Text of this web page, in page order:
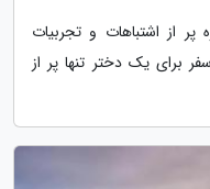
پر از اشتباهات و تجربیات
برای یک دختر تنها پر از